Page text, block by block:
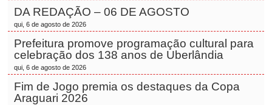
DA REDAÇÃO – 06 DE AGOSTO
qui, 6 de agosto de 2026
Prefeitura promove programação cultural para
celebração dos 138 anos de Uberlândia
qui, 6 de agosto de 2026
Fim de Jogo premia os destaques da Copa
Araguari 2026